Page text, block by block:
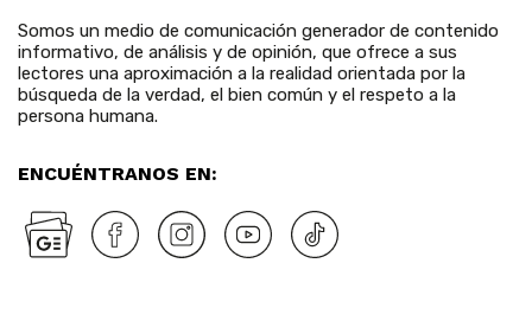
Somos un medio de comunicación generador de contenido
informativo, de análisis y de opinión, que ofrece a sus
lectores una aproximación a la realidad orientada por la
búsqueda de la verdad, el bien común y el respeto a la
persona humana.
ENCUÉNTRANOS EN: